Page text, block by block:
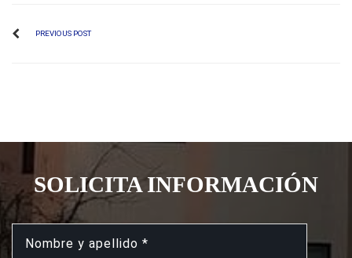
PREVIOUS POST
SOLICITA INFORMACIÓN